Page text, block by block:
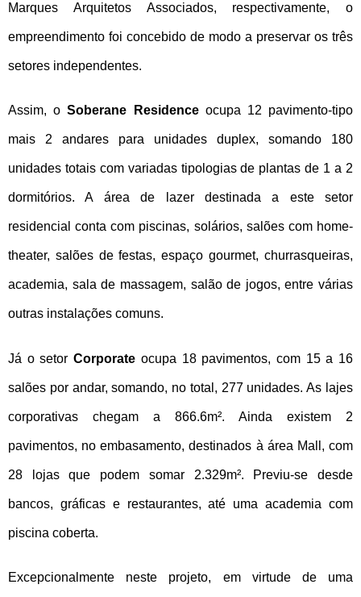
NEWSLETTER
Marques Arquitetos Associados, respectivamente, o
empreendimento foi concebido de modo a preservar os três
setores independentes.
Assim, oSoberane Residenceocupa 12 pavimento-tipo
mais 2 andares para unidades duplex, somando 180
unidades totais com variadas tipologias de plantas de 1 a 2
dormitórios. A área de lazer destinada a este setor
residencial conta com piscinas, solários, salões com home-
theater, salões de festas, espaço gourmet, churrasqueiras,
academia, sala de massagem, salão de jogos, entre várias
outras instalações comuns.
Já o setorCorporate ocupa 18 pavimentos, com 15 a 16
salões por andar, somando, no total, 277 unidades. As lajes
corporativas chegam a 866.6m². Ainda existem 2
pavimentos, no embasamento, destinados à área Mall, com
28 lojas que podem somar 2.329m². Previu-se desde
bancos, gráficas e restaurantes, até uma academia com
piscina coberta.
Excepcionalmente neste projeto, em virtude de uma